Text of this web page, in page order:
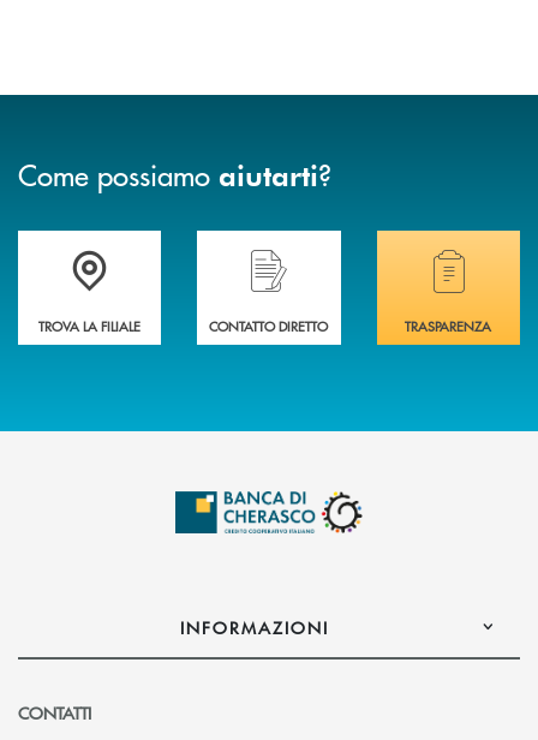
Come possiamo aiutarti?
Accedi all' elenco completo delle filiali .
TROVA LA FILIALE
Hai bisogno di assistenza immediata?
CONTATTO DIRETTO
Hai bisogno di
TRASPARENZA
INFORMAZIONI
CONTATTI